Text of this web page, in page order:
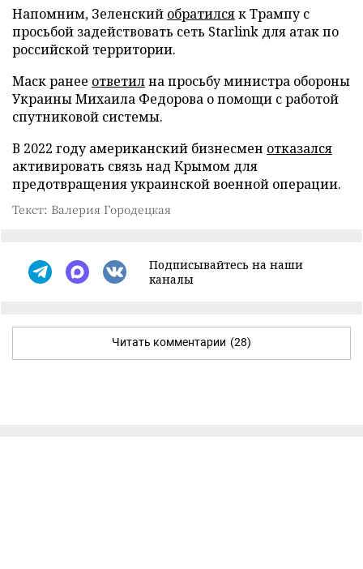
Напомним, Зеленский обратилсяк Трампу с
просьбой задействовать сеть Starlink для атак по
российской территории.
Маск ранее ответилна просьбу министра обороны
Украины Михаила Федорова о помощи с работой
спутниковой системы.
В 2022 году американский бизнесмен отказался
активировать связь над Крымом для
предотвращения украинской военной операции.
Текст: Валерия Городецкая
Подписывайтесь на наши
каналы
Читать комментарии (28)